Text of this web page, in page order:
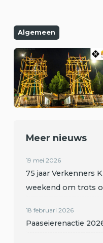
Algemeen
Meer nieuws
19 mei 2026
75 jaar Verkenners
weekend om trots
18 februari 2026
Paaseierenactie